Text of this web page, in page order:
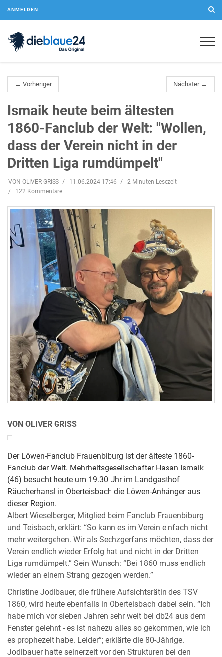
ANMELDEN
← Vorheriger Nächster →
Ismaik heute beim ältesten
1860-Fanclub der Welt: "Wollen,
dass der Verein nicht in der
Dritten Liga rumdümpelt"
VON OLIVER GRISS 11.06.2024 17:46
2 Minuten Lesezeit
122 Kommentare
VON OLIVER GRISS
Der Löwen-Fanclub Frauenbiburg ist der älteste 1860-
Fanclub der Welt. Mehrheitsgesellschafter Hasan Ismaik
(46) besucht heute um 19.30 Uhr im Landgasthof
Räucherhansl in Oberteisbach die Löwen-Anhänger aus
dieser Region.
Albert Wieselberger, Mitglied beim Fanclub Frauenbiburg
und Teisbach, erklärt: “So kann es im Verein einfach nicht
mehr weitergehen. Wir als Sechzgerfans möchten, dass der
Verein endlich wieder Erfolg hat und nicht in der Dritten
Liga rumdümpelt.” Sein Wunsch: “Bei 1860 muss endlich
wieder an einem Strang gezogen werden.”
Christine Jodlbauer, die frühere Aufsichtsrätin des TSV
1860, wird heute ebenfalls in Oberteisbach dabei sein. “Ich
habe mich vor sieben Jahren sehr weit bei db24 aus dem
Fenster gelehnt - es ist nahezu alles so gekommen, wie ich
es prophezeit habe. Leider”; erklärte die 80-Jährige.
Jodlbauer hatte seinerzeit vor den Strukturen bei den